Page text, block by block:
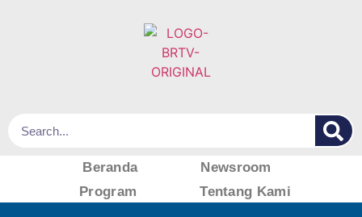
Beranda
Newsroom
Program
Tentang Kami